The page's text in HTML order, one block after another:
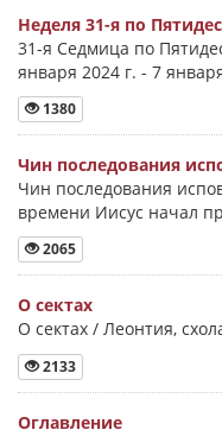
Неделя 31-я по
31-я Седмица по
января 2024 г. - 7
1380
Чин последования
Чин последования
времени Иисус начал
2065
О сектах
О сектах / Леонтия,
2133
Оглавление